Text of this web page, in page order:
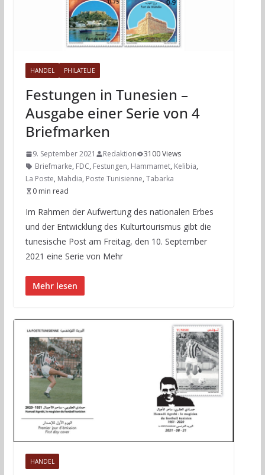
HANDEL PHILATELIE
Festungen in Tunesien –
Ausgabe einer Serie von 4
Briefmarken
9. September 2021 Redaktion
3100 Views
Briefmarke, FDC, Festungen, Hammamet, Kelibia,
La Poste, Mahdia, Poste Tunisienne, Tabarka
0 min read
Im Rahmen der Aufwertung des nationalen Erbes
und der Entwicklung des Kulturtourismus gibt die
tunesische Post am Freitag, den 10. September
2021 eine Serie von Mehr
Mehr lesen
HANDEL